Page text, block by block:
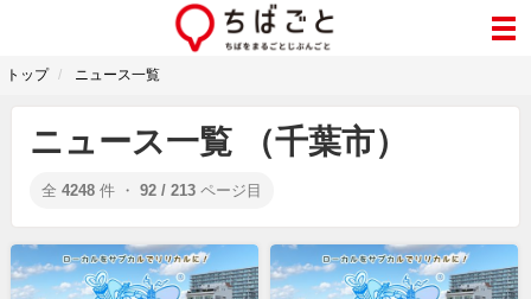
トップ ニュース一覧
ニュース一覧 （千葉市）
全 4248 件 ・ 92 / 213 ページ目